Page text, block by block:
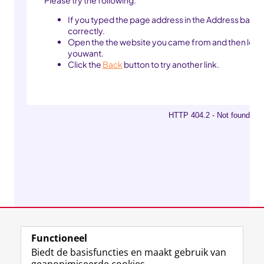
Functioneel
Biedt de basisfuncties en maakt gebruik van